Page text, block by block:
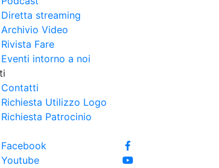
Diretta streaming
Archivio Video
Rivista Fare
Eventi intorno a noi
Contatti
Richiesta Utilizzo Logo
Richiesta Patrocinio
Facebook
Youtube